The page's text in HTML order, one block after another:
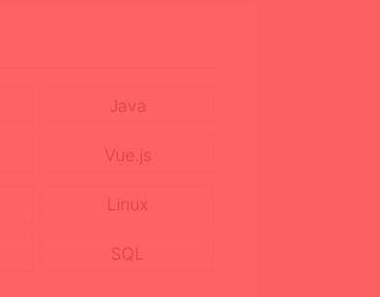
Java
Vue.js
Linux
SQL